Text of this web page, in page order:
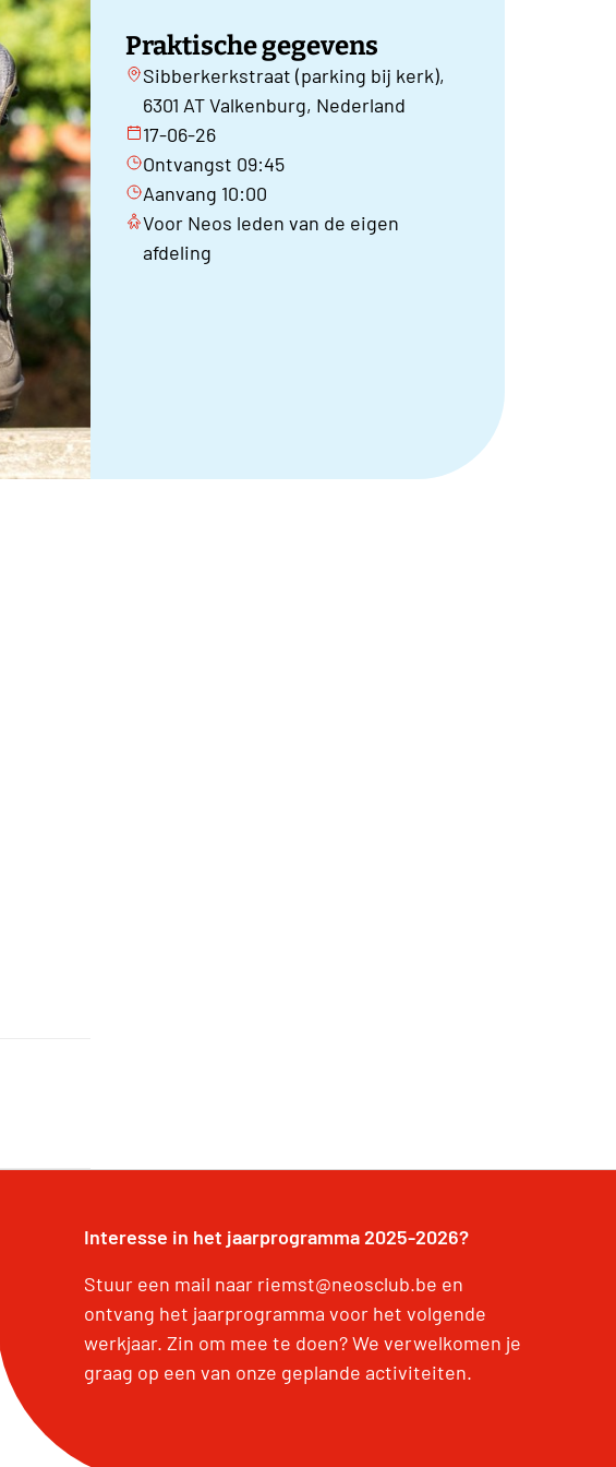
Praktische gegevens
Sibberkerkstraat (parking bij kerk),
6301 AT Valkenburg, Nederland
17-06-26
Ontvangst 09:45
Aanvang 10:00
Voor Neos leden van de eigen
afdeling
Interesse in het jaarprogramma 2025-2026?
Stuur een mail naar riemst@neosclub.be en
ontvang het jaarprogramma voor het volgende
werkjaar. Zin om mee te doen? We verwelkomen je
graag op een van onze geplande activiteiten.